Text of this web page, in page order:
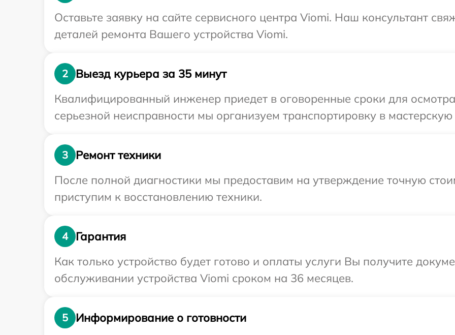
Оставьте заявку на сайте сервисного центра Viomi. Наш консультант
деталей ремонта Вашего устройства Viomi.
2
Выезд курьера за 35 минут
Квалифицированный инженер приедет в оговоренные сроки для
серьезной неисправности мы организуем транспортировку в
3
Ремонт техники
После полной диагностики мы предоставим на утверждение точную
приступим к восстановлению техники.
4
Гарантия
Как только устройство будет готово и оплаты услуги Вы получите
обслуживании устройства Viomi сроком на 36 месяцев.
5
Информирование о готовности